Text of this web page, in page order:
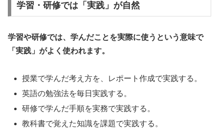
学習・研修では「実践」が自然
学習や研修では、学んだことを実際に使うという意味で
「実践」がよく使われます。
授業で学んだ考え方を、レポート作成で実践する。
英語の勉強法を毎日実践する。
研修で学んだ手順を実務で実践する。
教科書で覚えた知識を課題で実践する。